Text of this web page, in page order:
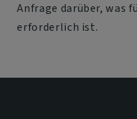
Anfrage darüber, was
erforderlich ist.